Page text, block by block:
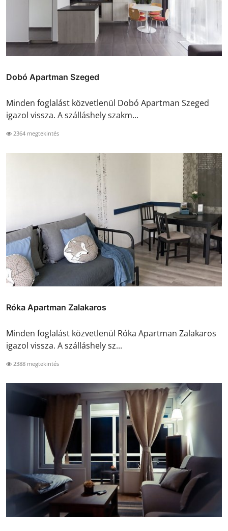
Dobó Apartman Szeged
Minden foglalást közvetlenül Dobó Apartman Szeged
igazol vissza. A szálláshely szakm...
2364 megtekintés
Róka Apartman Zalakaros
Minden foglalást közvetlenül Róka Apartman Zalakaros
igazol vissza. A szálláshely sz...
2388 megtekintés